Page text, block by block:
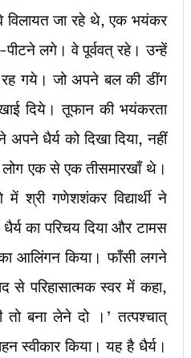
जा रहे थे, एक भयंकर
लगे। वे पूर्ववत् रहे। उन्हें
गये। जो अपने बल की डींग
दिये। तूफान की भयंकरता
धैर्य को दिखा दिया, नहीं
एक से एक तीसमारखाँ थे।
श्री गणेशशंकर विद्यार्थी ने
का परिचय दिया और टामस
आलिंगन किया। फाँसी लगने
परिहासात्मक स्वर में कहा,
तो बना लेने दो ।’ तत्पश्चात्
स्वीकार किया। यह है धैर्य।